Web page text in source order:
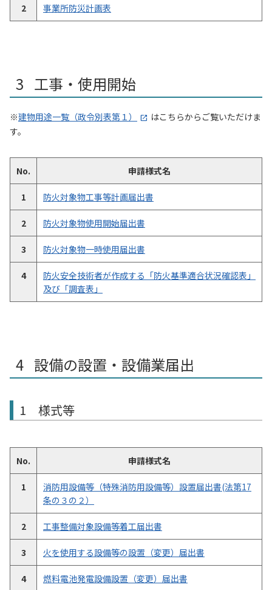
2 事業所防災計画表
工事・使用開始
※建物用途一覧（政令別表第１）
はこちらからご覧いただけま
す。
No. 申請様式名
1 防火対象物工事等計画届出書
2 防火対象物使用開始届出書
3 防火対象物一時使用届出書
4
防火安全技術者が作成する「防火基準適合状況確認表」
及び「調査表」
設備の設置・設備業届出
1 様式等
No. 申請様式名
1
消防用設備等（特殊消防用設備等）設置届出書(法第17
条の３の２）
2 工事整備対象設備等着工届出書
3 火を使用する設備等の設置（変更）届出書
4 燃料電池発電設備設置（変更）届出書